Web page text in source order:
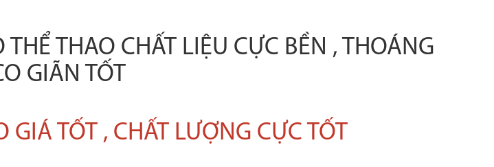
THAO CHẤT LIỆU CỰC BỀN , THOÁNG
GIÃN TỐT
TỐT , CHẤT LƯỢNG CỰC TỐT